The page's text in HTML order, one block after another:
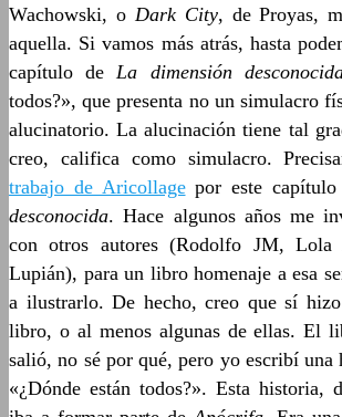
Wachowski, o Dark City, de Proyas,
aquella. Si vamos más atrás, hasta
capítulo deLa dimensión
todos?», que presenta no un simulacro
alucinatorio. La alucinación tiene tal
creo, califica como simulacro.
trabajo de Aricollagepor este
desconocida. Hace algunos años me
con otros autores (Rodolfo JM,
Lupián), para un libro homenaje a esa
a ilustrarlo. De hecho, creo que sí
libro, o al menos algunas de ellas. El
salió, no sé por qué, pero yo escribí una
«¿Dónde están todos?». Esta historia,